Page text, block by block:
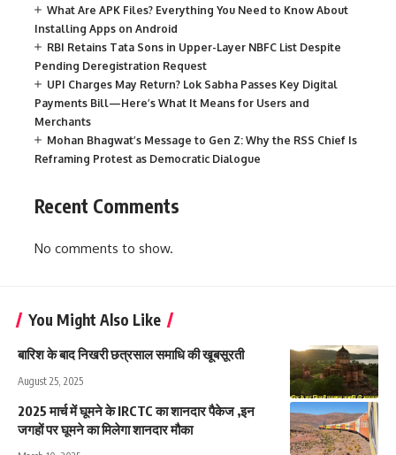
What Are APK Files? Everything You Need to Know About
Installing Apps on Android
RBI Retains Tata Sons in Upper-Layer NBFC List Despite
Pending Deregistration Request
UPI Charges May Return? Lok Sabha Passes Key Digital
Payments Bill—Here’s What It Means for Users and
Merchants
Mohan Bhagwat’s Message to Gen Z: Why the RSS Chief Is
Reframing Protest as Democratic Dialogue
Recent Comments
No comments to show.
You Might Also Like
बारिश के बाद निखरी छत्रसाल समाधि की खूबसूरती
August 25, 2025
2025 मार्च में घूमने के IRCTC का शानदार पैकेज ,इन
जगहों पर घूमने का मिलेगा शानदार मौका